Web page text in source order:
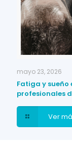
mayo 23, 2026
Fatiga y sueño
profesionales
Ver